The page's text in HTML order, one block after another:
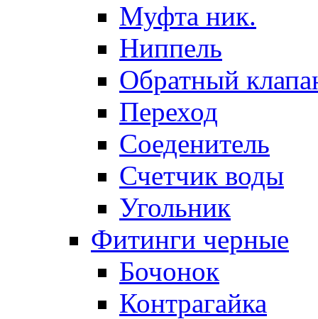
Муфта ник.
Ниппель
Обратный
Переход
Соеденитель
Счетчик воды
Угольник
Фитинги черные
Бочонок
Контрагайка